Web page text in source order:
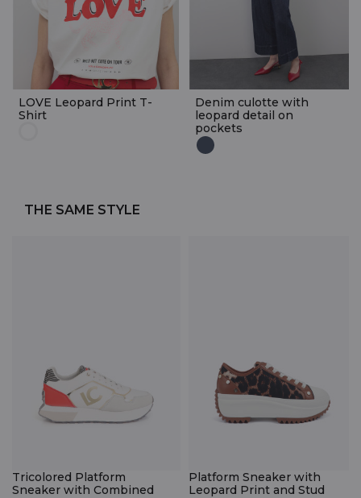
LOVE Leopard Print T-
Shirt
Denim culotte with
leopard detail on
pockets
THE SAME STYLE
Tricolored Platform
Sneaker with Combined
Platform Sneaker with
Leopard Print and Stud